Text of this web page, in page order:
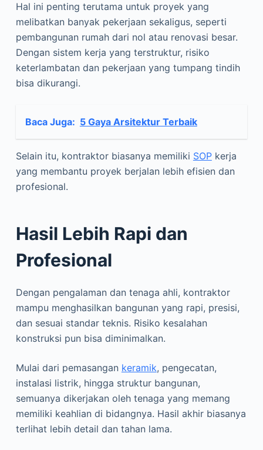
Hal ini penting terutama untuk proyek yang
melibatkan banyak pekerjaan sekaligus, seperti
pembangunan rumah dari nol atau renovasi besar.
Dengan sistem kerja yang terstruktur, risiko
keterlambatan dan pekerjaan yang tumpang tindih
bisa dikurangi.
Baca Juga: 5 Gaya Arsitektur Terbaik
Selain itu, kontraktor biasanya memiliki SOPkerja
yang membantu proyek berjalan lebih efisien dan
profesional.
Hasil Lebih Rapi dan
Profesional
Dengan pengalaman dan tenaga ahli, kontraktor
mampu menghasilkan bangunan yang rapi, presisi,
dan sesuai standar teknis. Risiko kesalahan
konstruksi pun bisa diminimalkan.
Mulai dari pemasangan keramik, pengecatan,
instalasi listrik, hingga struktur bangunan,
semuanya dikerjakan oleh tenaga yang memang
memiliki keahlian di bidangnya. Hasil akhir biasanya
terlihat lebih detail dan tahan lama.